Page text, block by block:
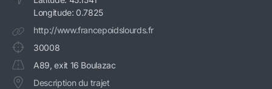
Longitude: 0.7825
http://www.francepoidslourds.fr
30008
A89, exit 16 Boulazac
Description du trajet